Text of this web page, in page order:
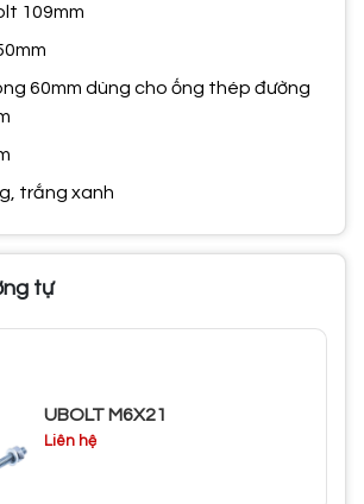
109mm
60mm dùng cho ống thép đường
trắng xanh
tự
UBOLT M6X21
Liên hệ